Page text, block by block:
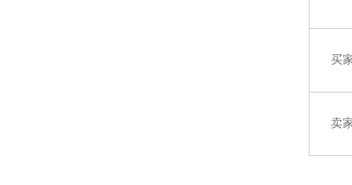
买
卖